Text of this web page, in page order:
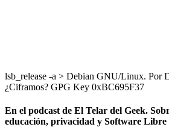
lsb_release -a > Debian GNU/Linux. Por
¿Ciframos? GPG Key 0xBC695F37
En el podcast de El Telar del Geek.
educación, privacidad y Software Libre